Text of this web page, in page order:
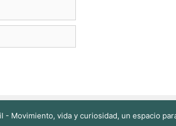
- Movimiento, vida y curiosidad, un espacio